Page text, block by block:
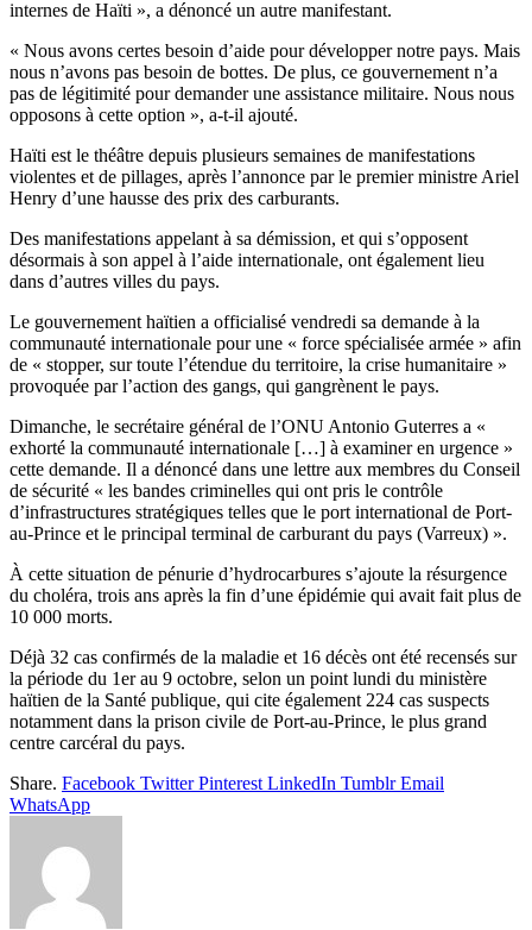
internes de Haïti », a dénoncé un autre manifestant.
« Nous avons certes besoin d’aide pour développer notre pays. Mais
nous n’avons pas besoin de bottes. De plus, ce gouvernement n’a
pas de légitimité pour demander une assistance militaire. Nous nous
opposons à cette option », a-t-il ajouté.
Haïti est le théâtre depuis plusieurs semaines de manifestations
violentes et de pillages, après l’annonce par le premier ministre Ariel
Henry d’une hausse des prix des carburants.
Des manifestations appelant à sa démission, et qui s’opposent
désormais à son appel à l’aide internationale, ont également lieu
dans d’autres villes du pays.
Le gouvernement haïtien a officialisé vendredi sa demande à la
communauté internationale pour une « force spécialisée armée » afin
de « stopper, sur toute l’étendue du territoire, la crise humanitaire »
provoquée par l’action des gangs, qui gangrènent le pays.
Dimanche, le secrétaire général de l’ONU Antonio Guterres a «
exhorté la communauté internationale […] à examiner en urgence »
cette demande. Il a dénoncé dans une lettre aux membres du Conseil
de sécurité « les bandes criminelles qui ont pris le contrôle
d’infrastructures stratégiques telles que le port international de Port-
au-Prince et le principal terminal de carburant du pays (Varreux) ».
À cette situation de pénurie d’hydrocarbures s’ajoute la résurgence
du choléra, trois ans après la fin d’une épidémie qui avait fait plus de
10 000 morts.
Déjà 32 cas confirmés de la maladie et 16 décès ont été recensés sur
la période du 1er au 9 octobre, selon un point lundi du ministère
haïtien de la Santé publique, qui cite également 224 cas suspects
notamment dans la prison civile de Port-au-Prince, le plus grand
centre carcéral du pays.
Share. Facebook Twitter Pinterest LinkedIn Tumblr Email
WhatsApp